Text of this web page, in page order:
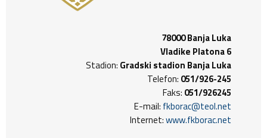
78000 Banja Luka
Vladike Platona 6
Stadion: Gradski stadion Banja Luka
Telefon: 051/926-245
Faks: 051/926245
E-mail: fkborac@teol.net
Internet:www.fkborac.net